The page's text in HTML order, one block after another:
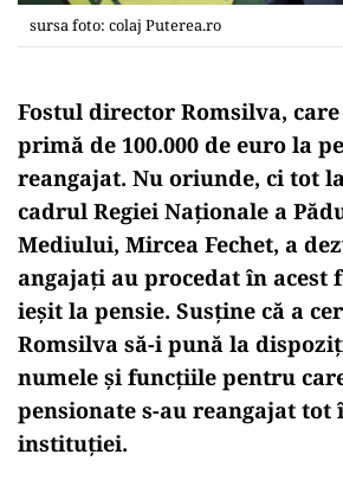
sursa foto: colaj Puterea.ro
Fostul director Romsilva,
primă de 100.000 de euro la
reangajat. Nu oriunde, ci tot
cadrul Regiei Naționale a
Mediului, Mircea Fechet, a
angajați au procedat în acest
ieșit la pensie. Susține că a
Romsilva să-i pună la
numele și funcțiile pentru
pensionate s-au reangajat tot
instituției.